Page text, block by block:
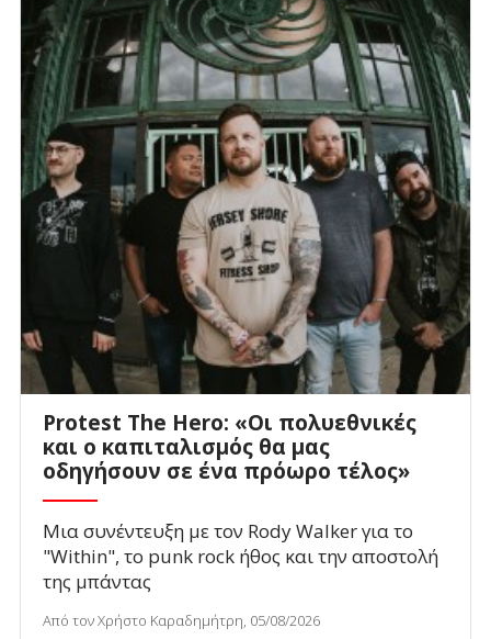
Protest The Hero: «Οι πολυεθνικές
και ο καπιταλισμός θα μας
οδηγήσουν σε ένα πρόωρο τέλος»
Μια συνέντευξη με τον Rody Walker για το
"Within", το punk rock ήθος και την αποστολή
της μπάντας
Από τον Χρήστο Καραδημήτρη, 05/08/2026